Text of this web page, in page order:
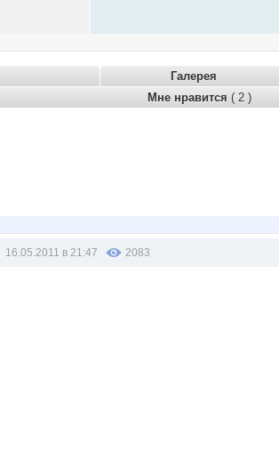
Галерея
Мне нравится ( 2 )
16.05.2011 в 21:47 2083